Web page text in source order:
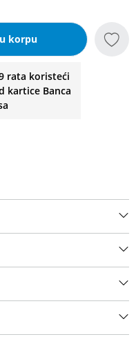
korpu
rata koristeći
kartice Banca